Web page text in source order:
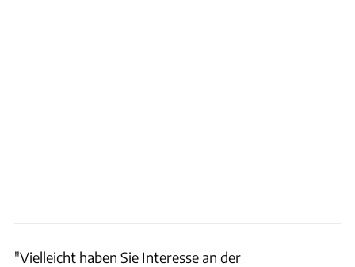
"Vielleicht haben Sie Interesse an der